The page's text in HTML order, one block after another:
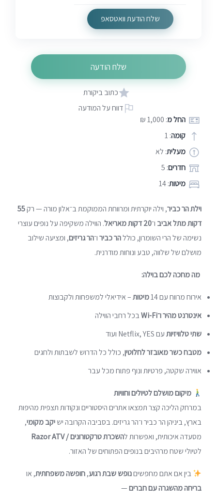
החל מ: 1,000 ₪
קומה: 1
מעלית: לא
חדרים: 5
מיטות: 14
וילת הר כביר, וילה יוקרתית ומרווחת הממוקמת ב־אלון מורה— רק55
דקות מתל אביב ו־20 דקות מאריאל
. הווילה משקיפה על נופים עוצרי
נשימה של הרי השומרון, כוללהר כבירו־הר גריזים, ומציעה שילוב
מושלם של שלווה, טבע ונוחות מודרנית.
מה מחכה לכם בוילה:
אירוח מרווח עם 14 מיטות– אידיאלי למשפחות ולקבוצות
אינטרנט מהיר ו־Wi-Fi
בכל רחבי הווילה
שתי טלוויזיותעם Netflix, YES ועוד
מטבח כשר מאובזר לחלוטין, כולל כל הדרוש לשבתות ולחגים
אווירה שקטה, פרטיות ונוף פתוח מכל עבר
מיקום מושלם לטיולים וחוויות
במרחק הליכה קצר תמצאו אתרים היסטוריים ונקודות תצפית מהיפות
בארץ, ביניהןהר כבירו־הר גריזים. בסביבה הקרובה ישיקב מקומי,
מסעדה איכותית, ואפשרות להשכרת טרקטורונים / Razor ATV
לטיולי שטח מרהיבים בנופים הפתוחים של האזור.
בין אם אתם מחפשיםנופש שבת רגוע,חופשה משפחתית, או
בריחה מהשגרה עם חברים—
שלח הודעת וואטסאפ
שלח הודעה
כתוב ביקורת
דווח על המודעה